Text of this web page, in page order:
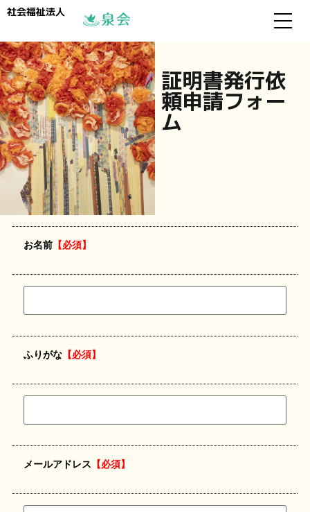
社会福祉法人
証明書発行依
頼申請フォー
ム
お名前【必須】
ふりがな【必須】
メールアドレス 【必須】